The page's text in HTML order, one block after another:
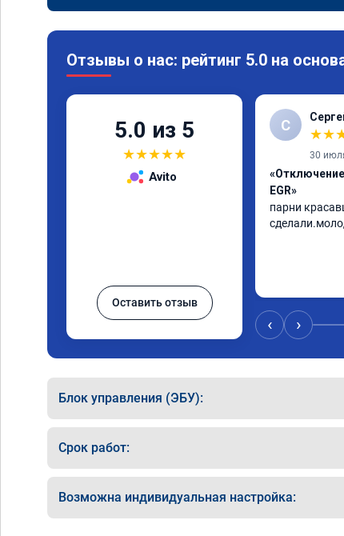
Отзывы о нас: рейтинг 5.0 на
5.0 из 5
★★★★★
Avito
Оставить отзыв
С
★★
30
EGR»
парни
‹ ›
Блок управления (ЭБУ):
Срок работ:
Возможна индивидуальная настройка: